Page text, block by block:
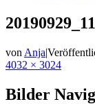
von Anja|
4032 × 3024
Bilder